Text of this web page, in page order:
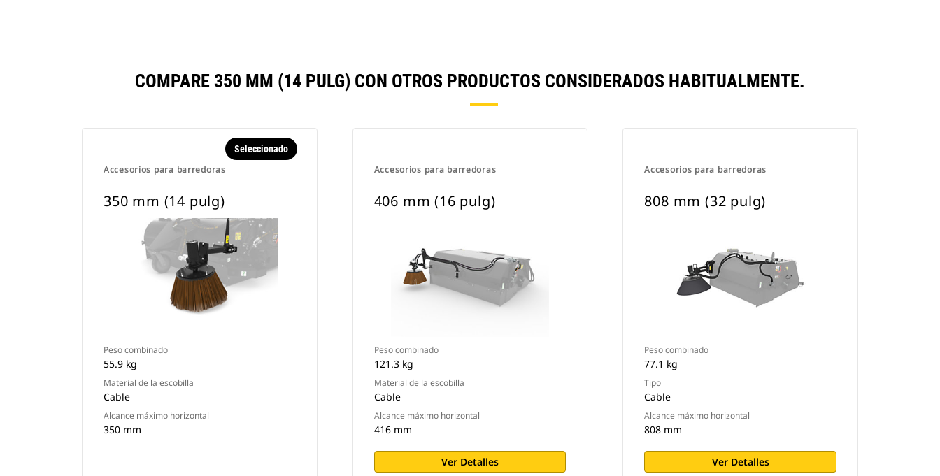
COMPARE 350 MM (14 PULG) CON OTROS PRODUCTOS CONSIDERADOS HABITUALMENTE.
Accesorios para barredoras
Seleccionado
350 mm (14 pulg)
Peso combinado
55.9 kg
Material de la escobilla
Cable
Alcance máximo horizontal
350 mm
Accesorios para barredoras
406 mm (16 pulg)
Peso combinado
121.3 kg
Material de la escobilla
Cable
Alcance máximo horizontal
416 mm
Ver Detalles
Accesorios para barredoras
808 mm (32 pulg)
Peso combinado
77.1 kg
Tipo
Cable
Alcance máximo horizontal
808 mm
Ver Detalles